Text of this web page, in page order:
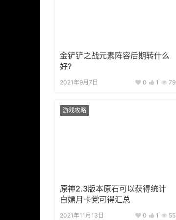
金铲铲之战元素阵容后期转什么
好?
2021年9月7日 0 1 79
游戏攻略
原神2.3版本原石可以获得统计
白嫖月卡党可得汇总
2021年11月13日 0 1 55